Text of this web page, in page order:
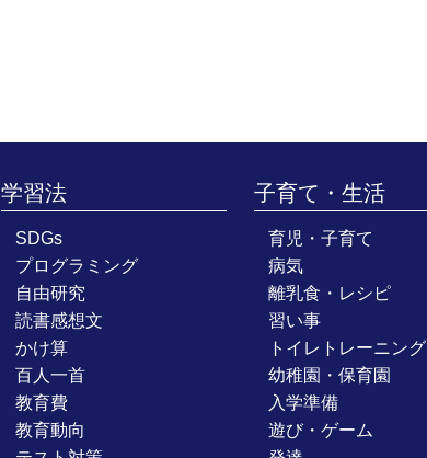
学習法
SDGs
プログラミング
自由研究
読書感想文
かけ算
百人一首
教育費
教育動向
子育て・生活
育児・子育て
病気
離乳食・レシピ
習い事
トイレトレーニング
幼稚園・保育園
入学準備
遊び・ゲーム